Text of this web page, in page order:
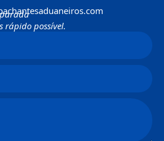
rápido possível.